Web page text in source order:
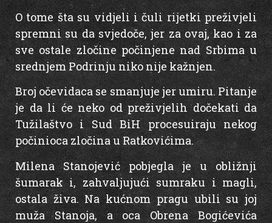
O tome šta su vidjeli i čuli rijetki preživjeli
spremni su da svjedoče, jer za ovaj, kao i za
sve ostale zločine počinjene nad Srbima u
srednjem Podrinju niko nije kažnjen.
Broj očevidaca se smanjuje jer umiru. Pitanje
je da li će neko od preživjelih dočekati da
Tužilaštvo i Sud BiH procesuiraju nekog
počinioca zločina u Ratkovićima.
Milena Stanojević pobjegla je u obližnji
šumarak i, zahvaljujući sumraku i magli,
ostala živa. Na kućnom pragu ubili su joj
muža Stanoja, a oca Obrena Bogićevića